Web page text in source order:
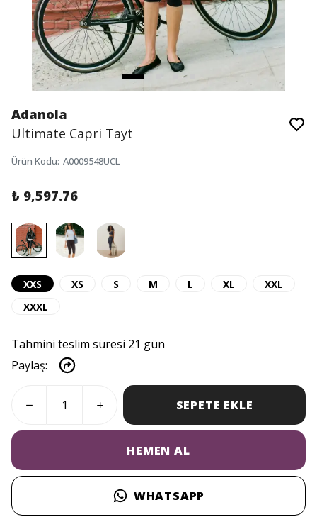
Adanola
Ultimate Capri Tayt
Ürün Kodu: A0009548UCL
₺ 9,597.76
XXS XS S M L XL
XXL
XXXL
Tahmini teslim süresi 21 gün
Paylaş:
SEPETE EKLE
HEMEN AL
WHATSAPP